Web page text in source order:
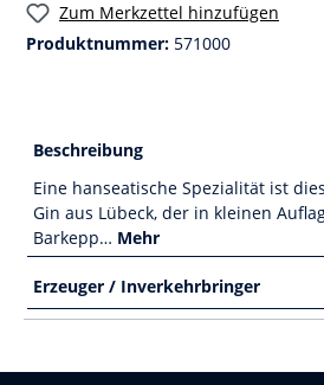
Zum Merkzettel hinzufügen
Produktnummer: 571000
Beschreibung
Eine hanseatische Spezialität ist
Gin aus Lübeck, der in kleinen
Barkepp… Mehr
Erzeuger / Inverkehrbringer